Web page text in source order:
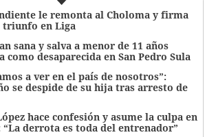
le remonta al Choloma y firma
en Liga
sana y salva a menor de 11 años
como desaparecida en San Pedro Sula
a ver en el país de nosotros”:
se despide de su hija tras arresto de
hace confesión y asume la culpa en
“La derrota es toda del entrenador”